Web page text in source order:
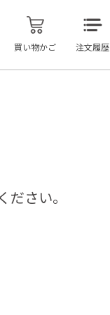
買い物かご 注文履歴
さい。